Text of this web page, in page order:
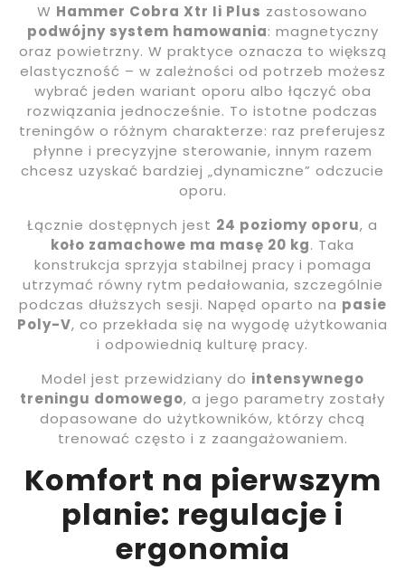
W Hammer Cobra Xtr Ii Plus zastosowano
podwójny system hamowania: magnetyczny
oraz powietrzny. W praktyce oznacza to większą
elastyczność – w zależności od potrzeb możesz
wybrać jeden wariant oporu albo łączyć oba
rozwiązania jednocześnie. To istotne podczas
treningów o różnym charakterze: raz preferujesz
płynne i precyzyjne sterowanie, innym razem
chcesz uzyskać bardziej „dynamiczne” odczucie
oporu.
Łącznie dostępnych jest 24 poziomy oporu, a
koło zamachowe ma masę 20 kg. Taka
konstrukcja sprzyja stabilnej pracy i pomaga
utrzymać równy rytm pedałowania, szczególnie
podczas dłuższych sesji. Napęd oparto na pasie
Poly-V, co przekłada się na wygodę użytkowania
i odpowiednią kulturę pracy.
Model jest przewidziany do intensywnego
treningu domowego, a jego parametry zostały
dopasowane do użytkowników, którzy chcą
trenować często i z zaangażowaniem.
Komfort na pierwszym
planie: regulacje i
ergonomia